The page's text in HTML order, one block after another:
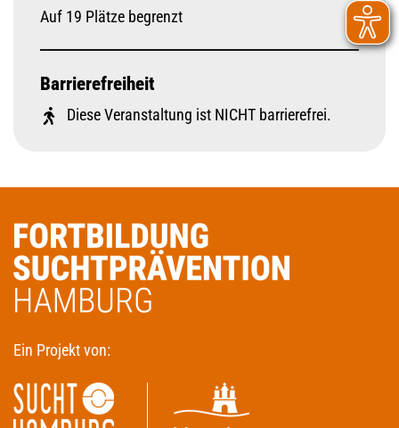
Auf 19 Plätze begrenzt
Barrierefreiheit
Diese Veranstaltung ist NICHT barrierefrei.
Ein Projekt von: